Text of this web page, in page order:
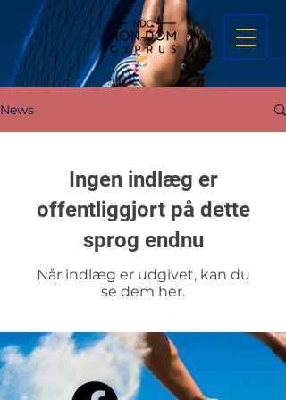
News
Ingen indlæg er
offentliggjort på dette
sprog endnu
Når indlæg er udgivet, kan du
se dem her.